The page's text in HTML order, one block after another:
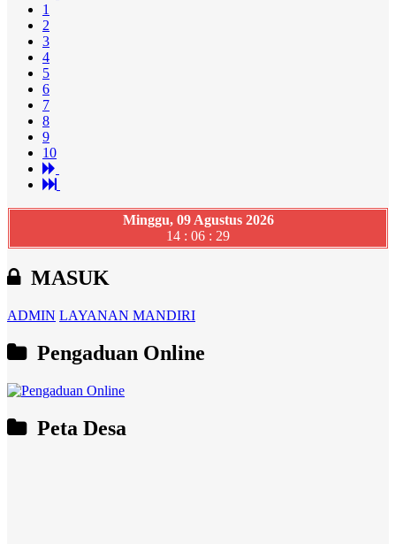
1
2
3
4
5
6
7
8
9
10
Minggu, 09 Agustus 2026
14 : 06 : 30
MASUK
ADMIN LAYANAN MANDIRI
Pengaduan Online
Peta Desa